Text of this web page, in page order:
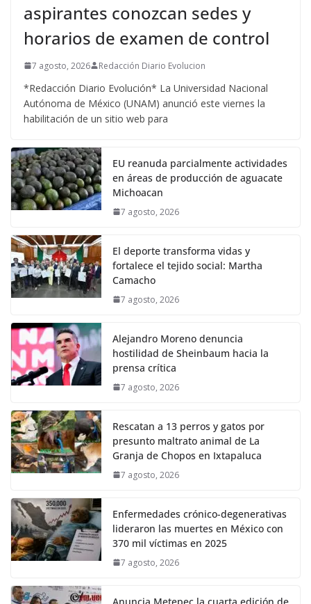
aspirantes conozcan sedes y
horarios de examen de control
7 agosto, 2026 Redacción Diario Evolucion
*Redacción Diario Evolución* La Universidad Nacional
Autónoma de México (UNAM) anunció este viernes la
habilitación de un sitio web para
EU reanuda parcialmente actividades
en áreas de producción de aguacate
Michoacan
7 agosto, 2026
El deporte transforma vidas y
fortalece el tejido social: Martha
Camacho
7 agosto, 2026
Alejandro Moreno denuncia
hostilidad de Sheinbaum hacia la
prensa crítica
7 agosto, 2026
Rescatan a 13 perros y gatos por
presunto maltrato animal de La
Granja de Chopos en Ixtapaluca
7 agosto, 2026
Enfermedades crónico-degenerativas
lideraron las muertes en México con
370 mil víctimas en 2025
7 agosto, 2026
Anuncia Metepec la cuarta edición de